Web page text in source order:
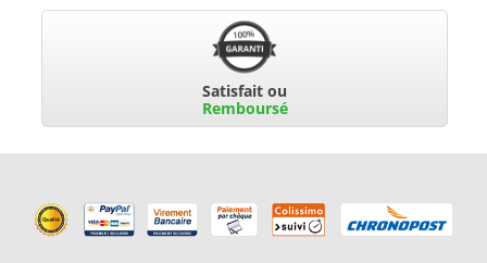
Satisfait ou
Remboursé